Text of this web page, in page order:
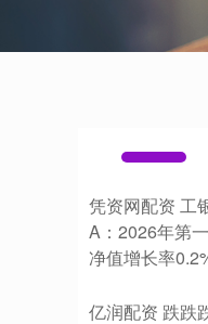
凭资网配资 工
A：2026年第
净值增长率
亿润配资 跌跌